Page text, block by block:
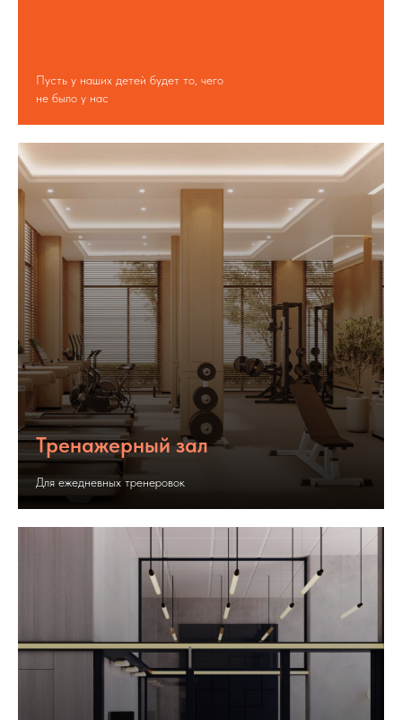
Пусть у наших детеѝ будет то, чего
не было у нас
Тренажерный зал
Для ежедневных тренеровок